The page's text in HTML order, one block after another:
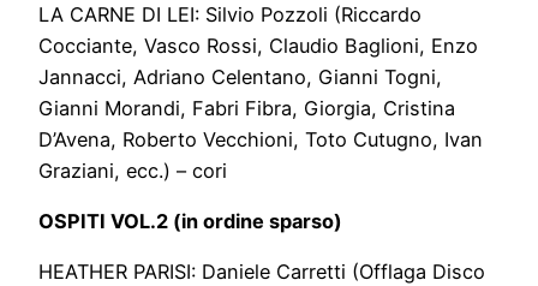
LA CARNE DI LEI: Silvio Pozzoli (Riccardo
Cocciante, Vasco Rossi, Claudio Baglioni, Enzo
Jannacci, Adriano Celentano, Gianni Togni,
Gianni Morandi, Fabri Fibra, Giorgia, Cristina
D’Avena, Roberto Vecchioni, Toto Cutugno, Ivan
Graziani, ecc.) – cori
OSPITI VOL.2 (in ordine sparso)
HEATHER PARISI: Daniele Carretti (Offlaga Disco